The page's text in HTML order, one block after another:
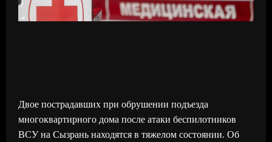
Двое пострадавших при обрушении подъезда
многоквартирного дома после атаки беспилотников
ВСУ на Сызрань находятся в тяжелом состоянии. Об